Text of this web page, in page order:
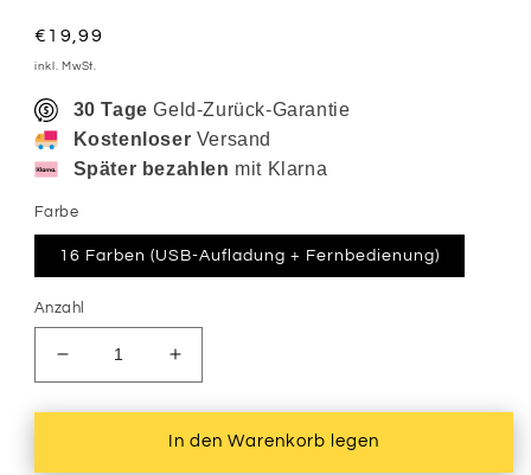
Normaler
Preis
€19,99
inkl. MwSt.
30 Tage Geld-Zurück-Garantie
Kostenloser Versand
Später bezahlen mit Klarna
Farbe
16 Farben (USB-Aufladung + Fernbedienung)
Anzahl
Verringere
die
Menge
Erhöhe
die
Menge
für
In den Warenkorb legen